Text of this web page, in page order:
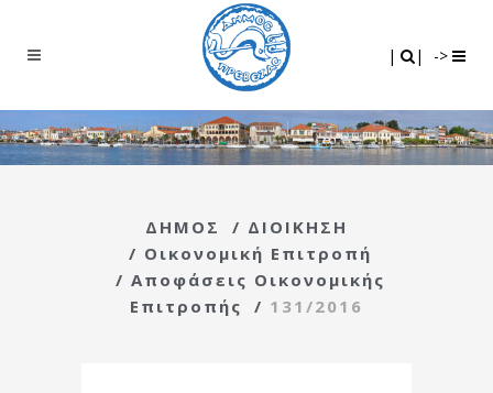
| | ->
ΔΗΜΟΣ / ΔΙΟΙΚΗΣΗ
/ Οικονομική Επιτροπή
/ Αποφάσεις Οικονομικής
Επιτροπής
/ 131/2016